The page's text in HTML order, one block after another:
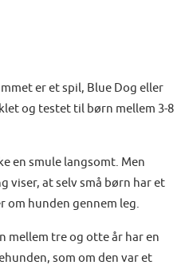
er et spil, Blue Dog eller
og testet til børn mellem 3-8
en smule langsomt. Men
viser, at selv små børn har et
hunden gennem leg.
mellem tre og otte år har en
som om den var et